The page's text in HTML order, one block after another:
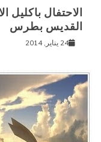
الاحتفال
القديس بطرس
24 يناير, 2014